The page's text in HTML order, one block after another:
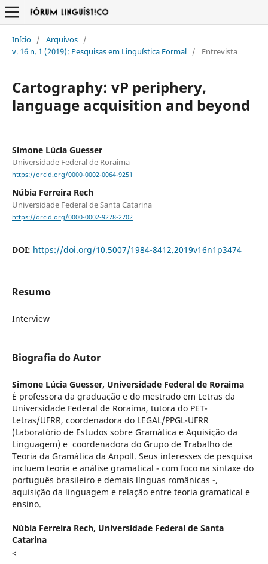
Início / Arquivos /
v. 16 n. 1 (2019): Pesquisas em Linguística Formal / Entrevista
Cartography: vP periphery,
language acquisition and beyond
Simone Lúcia Guesser
Universidade Federal de Roraima
https://orcid.org/0000-0002-0064-9251
Núbia Ferreira Rech
Universidade Federal de Santa Catarina
https://orcid.org/0000-0002-9278-2702
DOI: https://doi.org/10.5007/1984-8412.2019v16n1p3474
Resumo
Interview
Biografia do Autor
Simone Lúcia Guesser, Universidade Federal de Roraima
É professora da graduação e do mestrado em Letras da
Universidade Federal de Roraima, tutora do PET-
Letras/UFRR, coordenadora do LEGAL/PPGL-UFRR
(Laboratório de Estudos sobre Gramática e Aquisição da
Linguagem) e coordenadora do Grupo de Trabalho de
Teoria da Gramática da Anpoll. Seus interesses de pesquisa
incluem teoria e análise gramatical - com foco na sintaxe do
português brasileiro e demais línguas românicas -,
aquisição da linguagem e relação entre teoria gramatical e
ensino.
Núbia Ferreira Rech, Universidade Federal de Santa
Catarina
<